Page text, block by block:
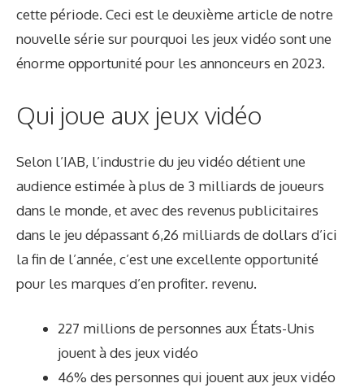
cette période. Ceci est le deuxième article de notre
nouvelle série sur pourquoi les jeux vidéo sont une
énorme opportunité pour les annonceurs en 2023.
Qui joue aux jeux vidéo
Selon l’IAB, l’industrie du jeu vidéo détient une
audience estimée à plus de 3 milliards de joueurs
dans le monde, et avec des revenus publicitaires
dans le jeu dépassant 6,26 milliards de dollars d’ici
la fin de l’année, c’est une excellente opportunité
pour les marques d’en profiter. revenu.
227 millions de personnes aux États-Unis
jouent à des jeux vidéo
46% des personnes qui jouent aux jeux vidéo